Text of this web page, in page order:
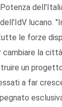
lucano.
le forze
la
un
a far